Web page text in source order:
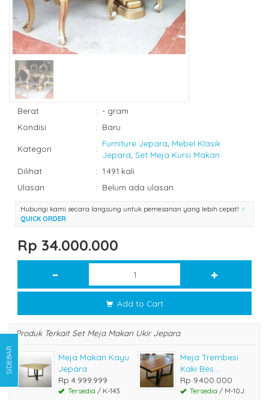
Berat : - gram
Kondisi
: Baru
Kategori :
Furniture Jepara Mebel Klasik
Jepara Set Meja Kursi Makan
Dilihat
: 1.491 kali
Ulasan
: Belum ada ulasan
Hubungi kami secara langsung untuk pemesanan yang lebih cepat!
QUICK ORDER
Rp 34.000.000
Add to Cart
Produk Terkait Set Meja Makan Ukir Jepara
Meja Makan Kayu
Jepara
Rp 4.999.999
Tersedia / K-143
Meja Trembesi
Kaki Bes....
Rp 9.400.000
Tersedia / M-10J
SIDEBAR